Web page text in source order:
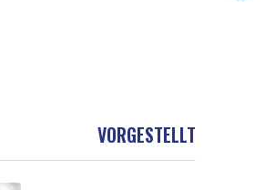
VORGESTELLT